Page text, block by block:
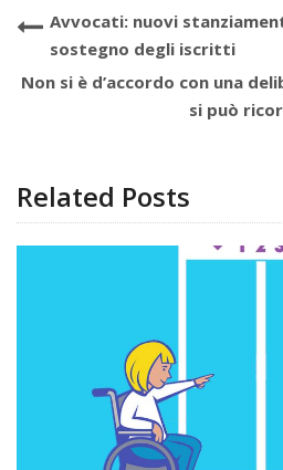
Avvocati: nuovi
sostegno degli iscritti
Non si è d’accordo con una
si può
Related Posts